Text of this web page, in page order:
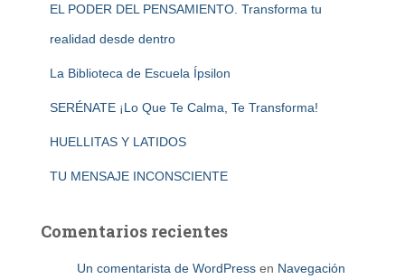
EL PODER DEL PENSAMIENTO. Transforma tu
realidad desde dentro
La Biblioteca de Escuela Ípsilon
SERÉNATE ¡Lo Que Te Calma, Te Transforma!
HUELLITAS Y LATIDOS
TU MENSAJE INCONSCIENTE
Comentarios recientes
Un comentarista de WordPress en Navegación